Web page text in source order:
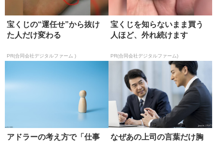
宝くじの“運任せ”から抜け
た人だけ変わる
PR(合同会社デジタルファーム )
宝くじを知らないまま買う
人ほど、外れ続けます
PR(合同会社デジタルファーム)
アドラーの考え方で「仕事
なぜあの上司の言葉だけ胸